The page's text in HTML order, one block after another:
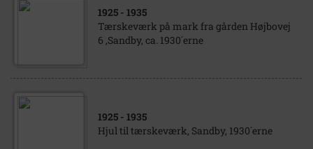
1925 - 1935
Tærskeværk på mark fra gården Højbovej
6 ,Sandby, ca. 1930´erne
1925 - 1935
Hjul til tærskeværk, Sandby, 1930´erne